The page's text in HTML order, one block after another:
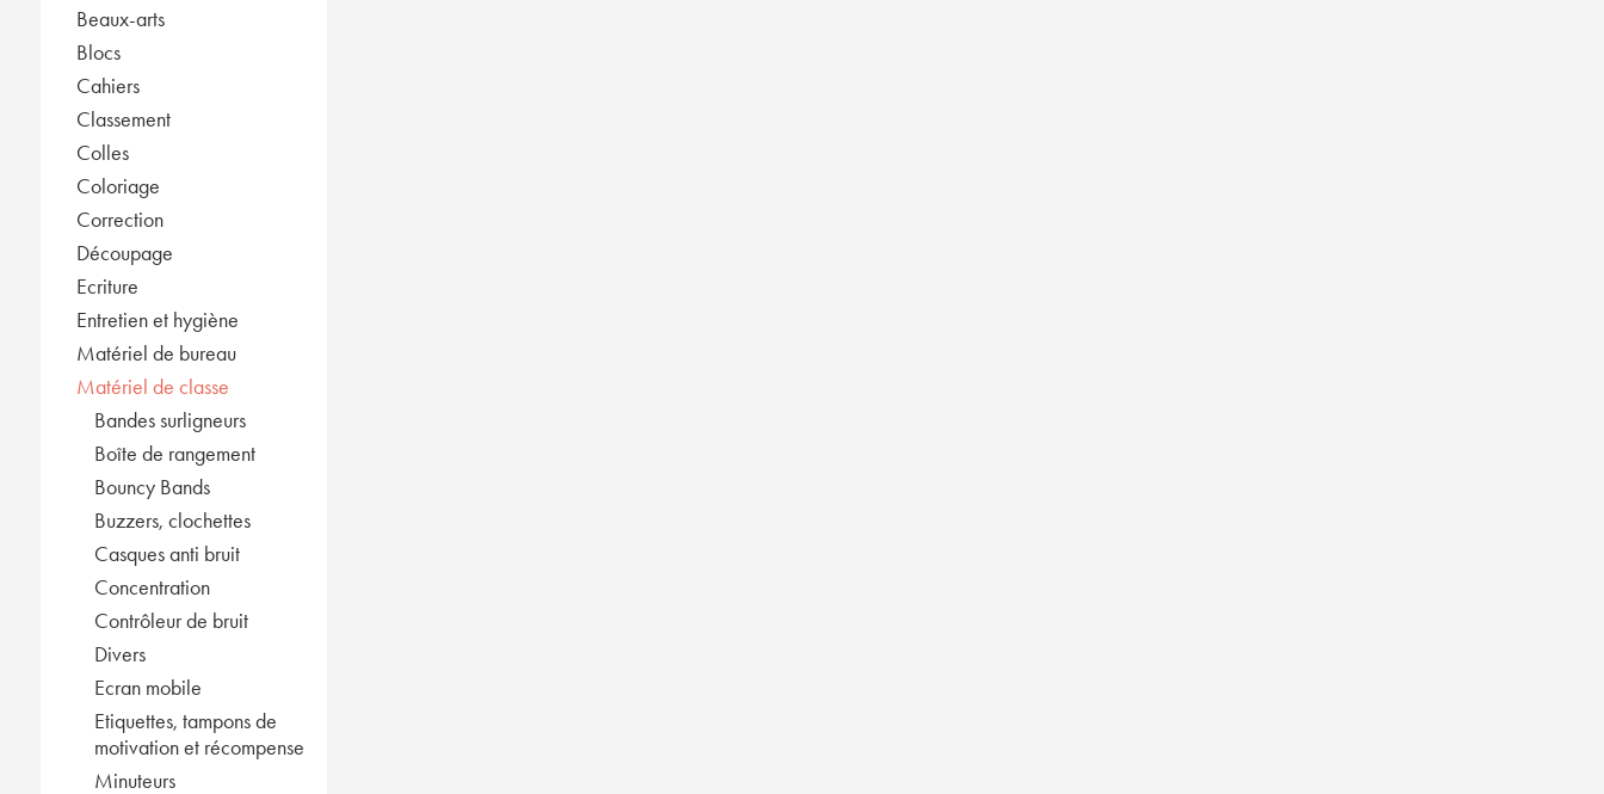
Beaux-arts
Blocs
Cahiers
Classement
Colles
Coloriage
Correction
Découpage
Ecriture
Entretien et hygiène
Matériel de bureau
Matériel de classe
Bandes surligneurs
Boîte de rangement
Bouncy Bands
Buzzers, clochettes
Casques anti bruit
Concentration
Contrôleur de bruit
Divers
Ecran mobile
Etiquettes, tampons de
motivation et récompense
Minuteurs